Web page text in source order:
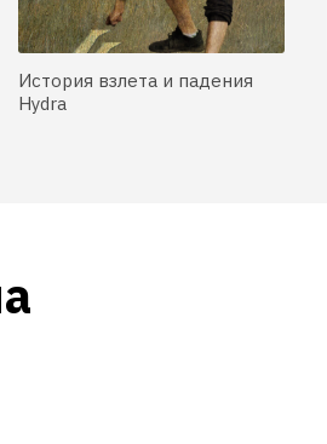
История взлета и падения
Hydra